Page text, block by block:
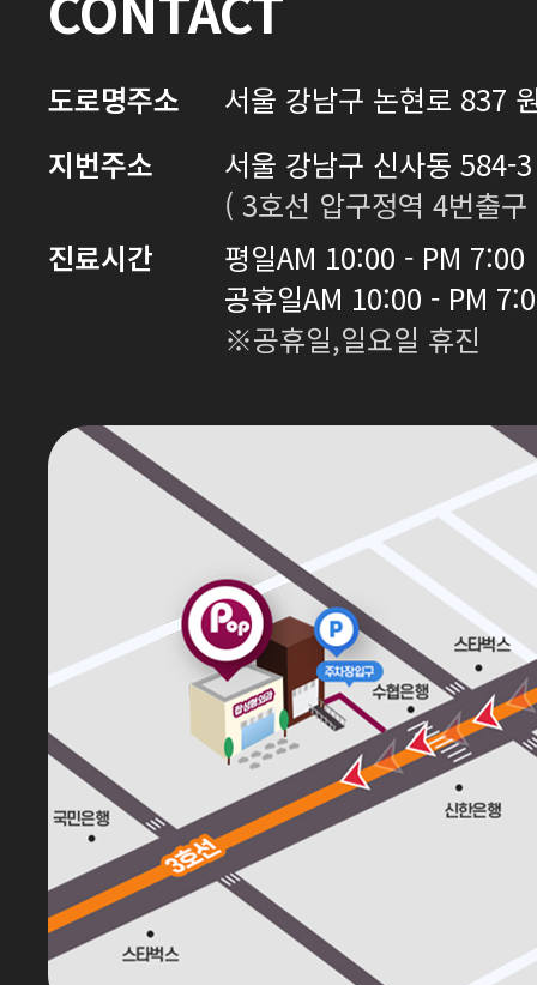
도로명주소
서울 강남구 논현로 837
지번주소
서울 강남구 신사동 584-
( 3호선 압구정역 4번출
진료시간
평일AM 10:00 - PM 7:00
공휴일AM 10:00 - PM
※공휴일,일요일 휴진